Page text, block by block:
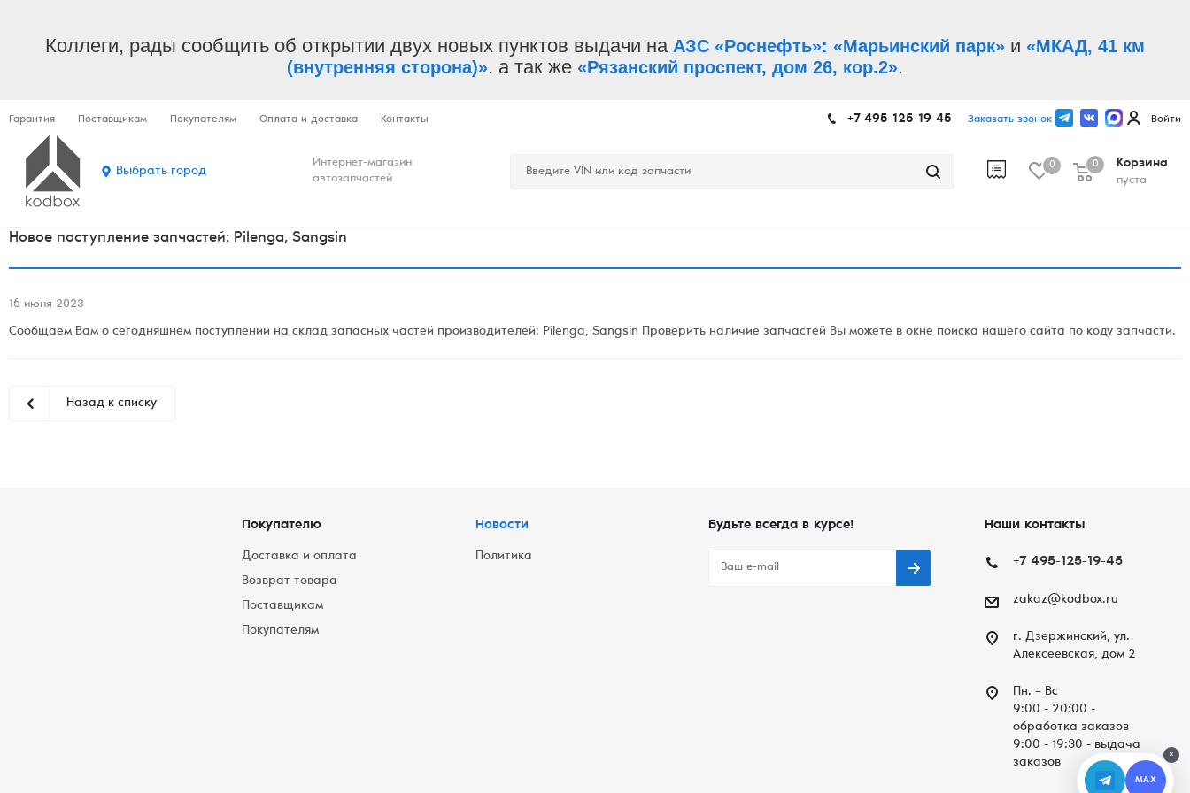
Коллеги, рады сообщить об открытии двух новых пунктов выдачи на АЗС «Роснефть»: «Марьинский парк» и «МКАД, 41 км
(внутренняя сторона)». а так же «Рязанский проспект, дом 26, кор.2».
Гарантия Поставщикам Покупателям Оплата и доставка Контакты +7 495-125-19-45 Заказать звонок Войти
Выбрать город
Интернет-магазин
автозапчастей
0
Корзина
пуста
0
Новое поступление запчастей: Pilenga, Sangsin
16 июня 2023
Сообщаем Вам о сегодняшнем поступлении на склад запасных частей производителей: Pilenga, Sangsin Проверить наличие запчастей Вы можете в окне поиска нашего сайта по коду запчасти.
Назад к списку
Покупателю
Доставка и оплата
Возврат товара
Поставщикам
Покупателям
Новости
Политика
Будьте всегда в курсе! Наши контакты
+7 495-125-19-45
zakaz@kodbox.ru
г. Дзержинский, ул.
Алексеевская, дом 2
Пн. – Вc
9:00 - 20:00 -
обработка заказов
9:00 - 19:30 - выдача
заказов
×
MAX